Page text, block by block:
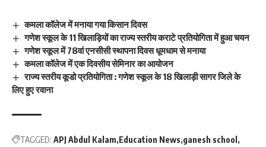
कमला कॉलेज में मनाया गया किसान दिवस
गणेश स्कूल के 11 खिलाड़ियों का राज्य स्तरीय कराटे प्रतियोगिता में हुआ चयन
गणेश स्कूल में 78वां एनसीसी स्थापना दिवस धूमधाम से मनाया
कमला कॉलेज में एक दिवसीय सेमिनार का आयोजन
राज्य स्तरीय कूडो प्रतियोगिता : गणेश स्कूल के 18 खिलाड़ी सागर जिले के
लिए हुए रवाना
TAGGED: APJ Abdul Kalam Education News ganesh school